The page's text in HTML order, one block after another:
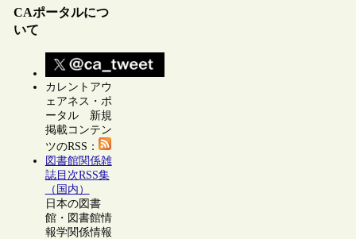
CAポータルにつ
いて
カレントアウ
ェアネス・ポ
ータル 新規
掲載コンテン
ツのRSS：
図書館関係雑
誌目次RSS集
（国内）
日本の図書
館・図書館情
報学関係情報